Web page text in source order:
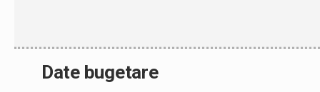
Date bugetare